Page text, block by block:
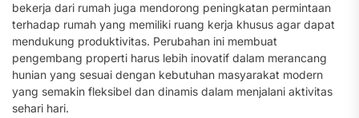
bekerja dari rumah juga mendorong peningkatan permintaan
terhadap rumah yang memiliki ruang kerja khusus agar dapat
mendukung produktivitas. Perubahan ini membuat
pengembang properti harus lebih inovatif dalam merancang
hunian yang sesuai dengan kebutuhan masyarakat modern
yang semakin fleksibel dan dinamis dalam menjalani aktivitas
sehari hari.